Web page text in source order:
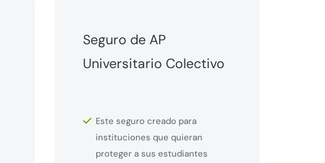
Seguro de AP
Universitario Colectivo
Este seguro creado para
instituciones que quieran
proteger a sus estudiantes